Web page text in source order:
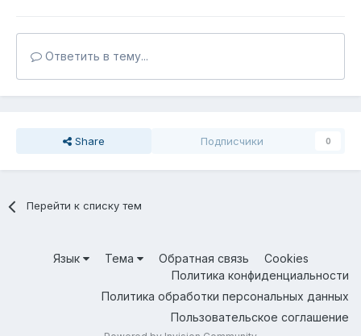
Ответить в тему...
Share Подписчики 0
Перейти к списку тем
Язык Тема Обратная связь
Cookies
Политика конфиденциальности
Политика обработки персональных данных
Пользовательское соглашение